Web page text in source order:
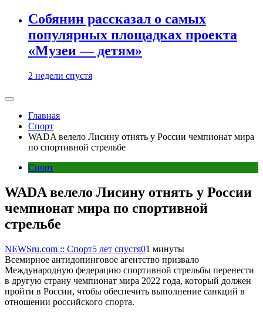
Собянин рассказал о самых
популярных площадках проекта
«Музеи — детям»
2 недели спустя
Главная
Спорт
WADA велело Лисину отнять у России чемпионат мира
по спортивной стрельбе
Спорт
WADA велело Лисину отнять у России
чемпионат мира по спортивной
стрельбе
NEWSru.com :: Спорт5 лет спустя01 минуты
Всемирное антидопинговое агентство призвало
Международную федерацию спортивной стрельбы перенести
в другую страну чемпионат мира 2022 года, который должен
пройти в России, чтобы обеспечить выполнение санкций в
отношении российского спорта.